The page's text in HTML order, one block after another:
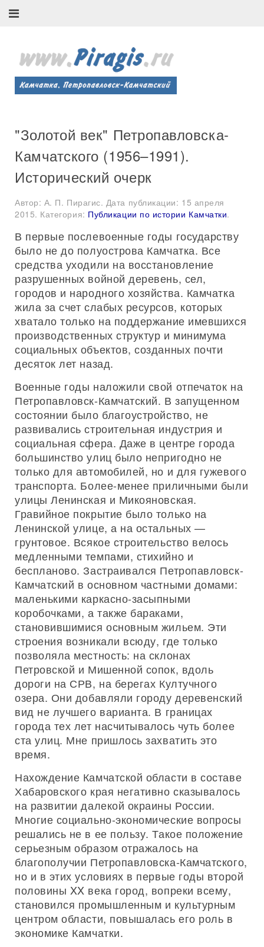
"Золотой век" Петропавловска-
Камчатского (1956–1991).
Исторический очерк
Автор: А. П. Пирагис. Дата публикации: 15 апреля
2015. Категория: Публикации по истории Камчатки.
В первые послевоенные годы государству
было не до полуострова Камчатка. Все
средства уходили на восстановление
разрушенных войной деревень, сел,
городов и народного хозяйства. Камчатка
жила за счет слабых ресурсов, которых
хватало только на поддержание имевшихся
производственных структур и минимума
социальных объектов, созданных почти
десяток лет назад.
Военные годы наложили свой отпечаток на
Петропавловск-Камчатский. В запущенном
состоянии было благоустройство, не
развивались строительная индустрия и
социальная сфера. Даже в центре города
большинство улиц было непригодно не
только для автомобилей, но и для гужевого
транспорта. Более-менее приличными были
улицы Ленинская и Микояновская.
Гравийное покрытие было только на
Ленинской улице, а на остальных —
грунтовое. Всякое строительство велось
медленными темпами, стихийно и
беспланово. Застраивался Петропавловск-
Камчатский в основном частными домами:
маленькими каркасно-засыпными
коробочками, а также бараками,
становившимися основным жильем. Эти
строения возникали всюду, где только
позволяла местность: на склонах
Петровской и Мишенной сопок, вдоль
дороги на СРВ, на берегах Култучного
озера. Они добавляли городу деревенский
вид не лучшего варианта. В границах
города тех лет насчитывалось чуть более
ста улиц. Мне пришлось захватить это
время.
Нахождение Камчатской области в составе
Хабаровского края негативно сказывалось
на развитии далекой окраины России.
Многие социально-экономические вопросы
решались не в ее пользу. Такое положение
серьезным образом отражалось на
благополучии Петропавловска-Камчатского,
но и в этих условиях в первые годы второй
половины XX века город, вопреки всему,
становился промышленным и культурным
центром области, повышалась его роль в
экономике Камчатки.